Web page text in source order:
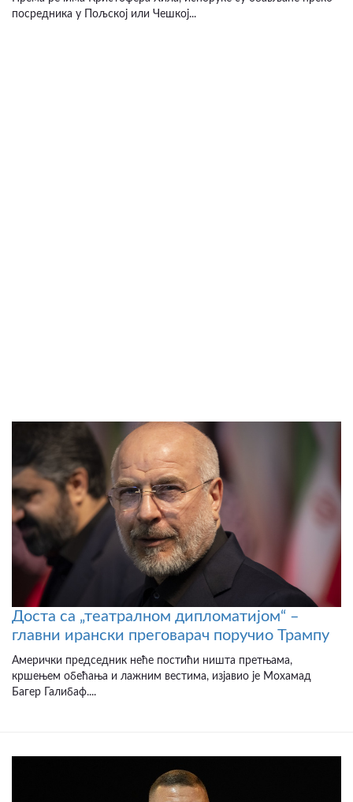
посредника у Пољској или Чешкој...
Доста са „театралном дипломатијом“ –
главни ирански преговарач поручио Трампу
Амерички председник неће постићи ништа претњама,
кршењем обећања и лажним вестима, изјавио је Мохамад
Багер Галибаф....